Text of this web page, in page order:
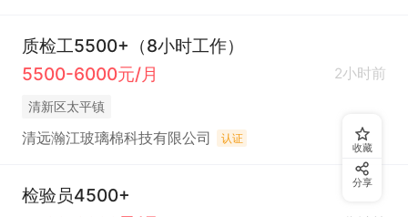
质检工5500+（8小时工作）
5500-6000元/月
2小时前
清新区太平镇
清远瀚江玻璃棉科技有限公司 认证
检验员4500+
收藏
分享